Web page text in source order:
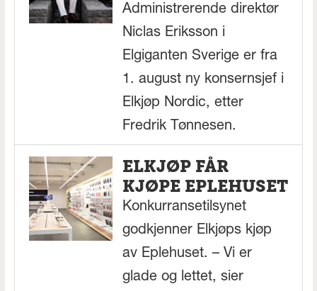
Administrerende direktør
Niclas Eriksson i
Elgiganten Sverige er fra
1. august ny konsernsjef i
Elkjøp Nordic, etter
Fredrik Tønnesen.
ELKJØP FÅR
KJØPE EPLEHUSET
Konkurransetilsynet
godkjenner Elkjøps kjøp
av Eplehuset. – Vi er
glade og lettet, sier